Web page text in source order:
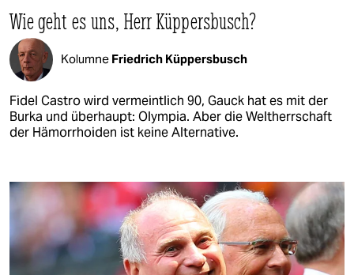
Wie geht es uns, Herr Küppersbusch?
Kolumne Friedrich Küppersbusch
Fidel Castro wird vermeintlich 90, Gauck hat es mit der
Burka und überhaupt: Olympia. Aber die Weltherrschaft
der Hämorrhoiden ist keine Alternative.